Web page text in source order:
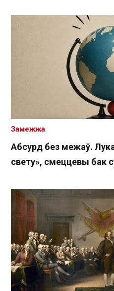
Абсурд без межаў.
свету», смеццевы бак
Замежжа